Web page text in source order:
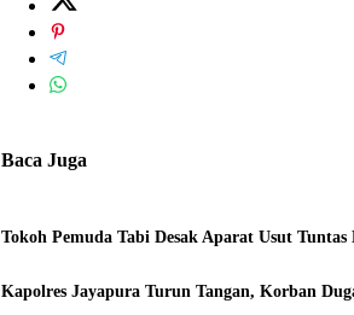
Baca Juga
Tokoh Pemuda Tabi Desak Aparat Usut
Kapolres Jayapura Turun Tangan, Korban